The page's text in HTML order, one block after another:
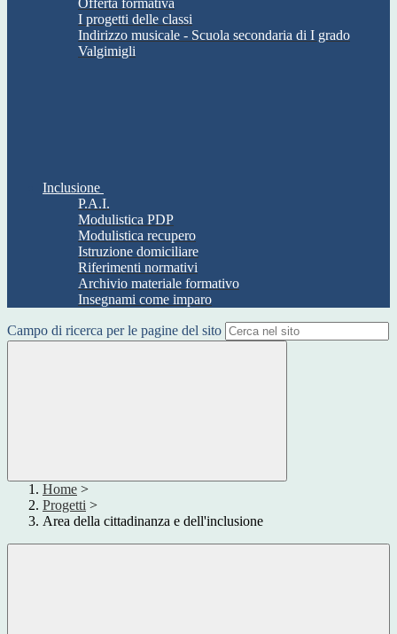
Offerta formativa
I progetti delle classi
Indirizzo musicale - Scuola secondaria di I grado
Valgimigli
Inclusione
P.A.I.
Modulistica PDP
Modulistica recupero
Istruzione domiciliare
Riferimenti normativi
Archivio materiale formativo
Insegnami come imparo
Campo di ricerca per le pagine del sito
Home >
Progetti >
Area della cittadinanza e dell'inclusione